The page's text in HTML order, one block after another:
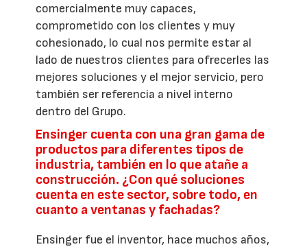
comercialmente muy capaces,
comprometido con los clientes y muy
cohesionado, lo cual nos permite estar al
lado de nuestros clientes para ofrecerles las
mejores soluciones y el mejor servicio, pero
también ser referencia a nivel interno
dentro del Grupo.
Ensinger cuenta con una gran gama de
productos para diferentes tipos de
industria, también en lo que atañe a
construcción. ¿Con qué soluciones
cuenta en este sector, sobre todo, en
cuanto a ventanas y fachadas?
Ensinger fue el inventor, hace muchos años,